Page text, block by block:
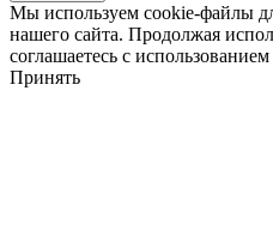
Мы используем cookie-файлы
нашего сайта. Продолжая
соглашаетесь с
Принять